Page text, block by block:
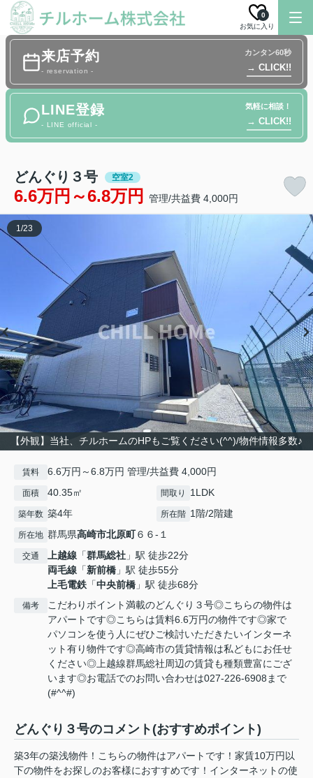
お気に入り
0
来店予約
- reservation -
カンタン60秒
→ CLICK!!
LINE登録
- LINE official -
気軽に相談！
→ CLICK!!
どんぐり３号 空室2
6.6万円～6.8万円 管理/共益費 4,000円
【外観】当社、チルホームのHPもご覧ください(^^)/物件情報多数♪
1/23
賃料 6.6万円～6.8万円 管理/共益費 4,000円
面積 40.35㎡ 間取り 1LDK
築年数 築4年 所在階 1階/2階建
所在地 群馬県高崎市北原町６６-１
交通 上越線 「群馬総社 」駅 徒歩22分
両毛線 「新前橋 」駅 徒歩55分
上毛電鉄 「中央前橋 」駅 徒歩68分
備考
こだわりポイント満載のどんぐり３号◎こちらの物件は
アパートです◎こちらは賃料6.6万円の物件です◎家で
パソコンを使う人にぜひご検討いただきたいインターネ
ット有り物件です◎高崎市の賃貸情報は私どもにお任せ
ください◎上越線群馬総社周辺の賃貸も種類豊富にござ
います◎お電話でのお問い合わせは027-226-6908まで
(#^^#)
どんぐり３号のコメント(おすすめポイント)
築3年の築浅物件！こちらの物件はアパートです！家賃10万円以
下の物件をお探しのお客様におすすめです！インターネットの使